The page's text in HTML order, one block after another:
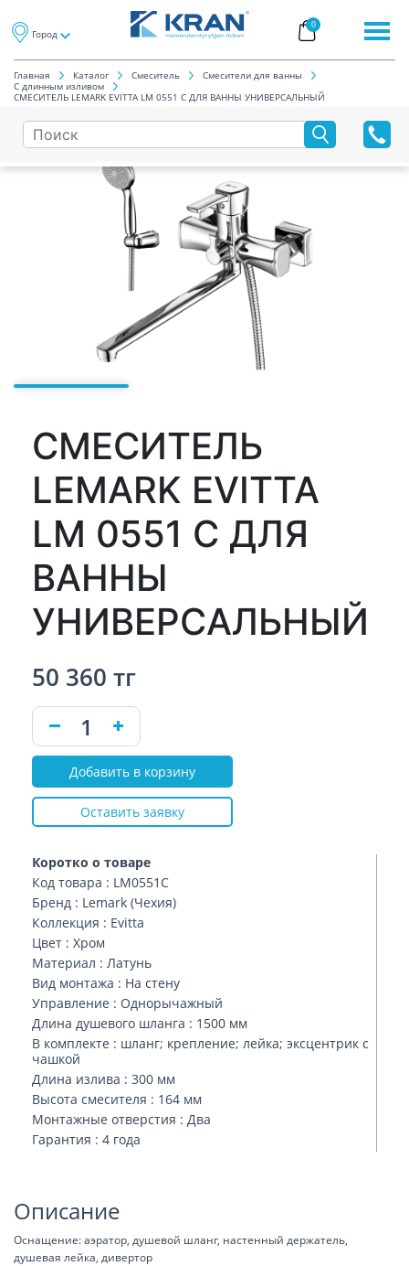
Город
0
Главная Каталог Смеситель
Смесители для ванны
С длинным изливом
СМЕСИТЕЛЬ LEMARK EVITTA LM 0551 C ДЛЯ ВАННЫ УНИВЕРСАЛЬНЫЙ
СМЕСИТЕЛЬ
LEMARK EVITTA
LM 0551 C ДЛЯ
ВАННЫ
УНИВЕРСАЛЬНЫЙ
Коротко о товаре
Код товара : LM0551C
Бренд : Lemark (Чехия)
Коллекция : Evitta
Цвет : Хром
Материал : Латунь
Вид монтажа : На стену
Управление : Однорычажный
Длина душевого шланга : 1500 мм
В комплекте : шланг; крепление; лейка; эксцентрик с
чашкой
Длина излива : 300 мм
Высота смесителя : 164 мм
Монтажные отверстия : Два
Гарантия : 4 года
50 360 тг
Добавить в корзину
Оставить заявку
Описание
Оснащение: аэратор, душевой шланг, настенный держатель,
душевая лейка, дивертор